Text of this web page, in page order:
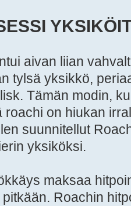
aivan liian
tylsä yksikkö,
Tämän modin,
roachi on hiukan
suunnitellut
yksiköksi.
maksaa
Roachin